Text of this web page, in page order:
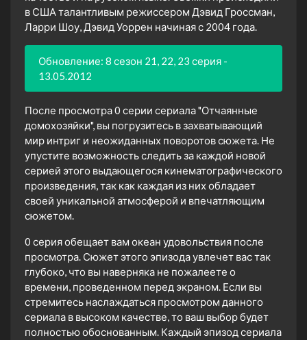
в США талантливым режиссером Дэвид Гроссман,
Ларри Шоу, Дэвид Уоррен начиная с 2004 года.
Обновление: 8 сезон 21, 22, 23 серия -
13.05.2012
После просмотра 0 серии сериала "Отчаянные
домохозяйки", вы погрузитесь в захватывающий
мир интриг и неожиданных поворотов сюжета. Не
упустите возможность следить за каждой новой
серией этого выдающегося кинематографического
произведения, так как каждая из них обладает
своей уникальной атмосферой и впечатляющим
сюжетом.
0 серия обещает вам океан удовольствия после
просмотра. Сюжет этого эпизода увлечет вас так
глубоко, что вы наверняка не пожалеете о
времени, проведенном перед экраном. Если вы
стремитесь наслаждаться просмотром данного
сериала в высоком качестве, то ваш выбор будет
полностью обоснованным. Каждый эпизод сериала